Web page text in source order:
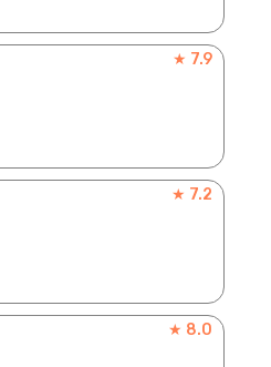
★ 7.9
★ 7.2
★ 8.0